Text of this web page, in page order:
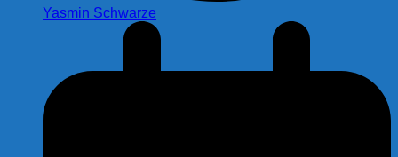
Yasmin Schwarze